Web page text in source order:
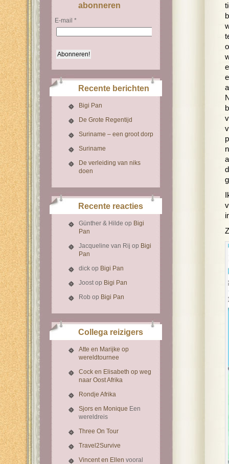
abonneren
E-mail *
Recente berichten
Bigi Pan
De Grote Regentijd
Suriname – een groot dorp
Suriname
De verleiding van niks
doen
Recente reacties
Günther & Hilde op Bigi
Pan
Jacqueline van Rij op Bigi
Pan
dick op Bigi Pan
Joostop Bigi Pan
Rob op Bigi Pan
Collega reizigers
Atte en Marijke op
wereldtournee
Cock en Elisabeth op weg
naar Oost Afrika
Rondje Afrika
Sjors en Monique Een
wereldreis
Three On Tour
Travel2Survive
Vincent en Ellen vooral